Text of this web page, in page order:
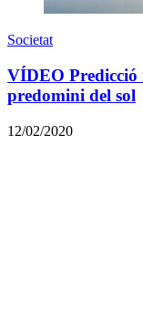
Societat
VÍDEO Predicció
predomini del sol
12/02/2020